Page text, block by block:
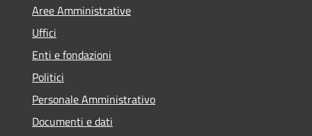
Aree Amministrative
Uffici
Enti e fondazioni
Politici
Personale Amministrativo
Documenti e dati